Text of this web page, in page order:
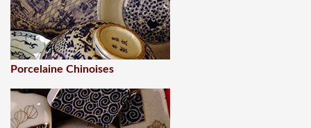
Porcelaine Chinoises